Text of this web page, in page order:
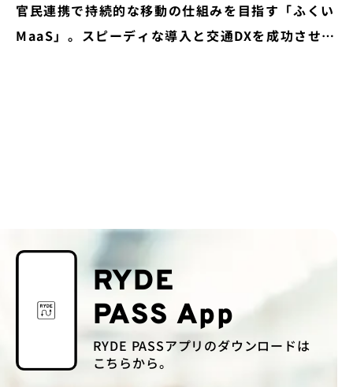
官民連携で持続的な移動の仕組みを目指す「ふくい
MaaS」。スピーディな導入と交通DXを成功させた
RYDE
PASS App
RYDE PASSアプリのダウンロードは
こちらから。